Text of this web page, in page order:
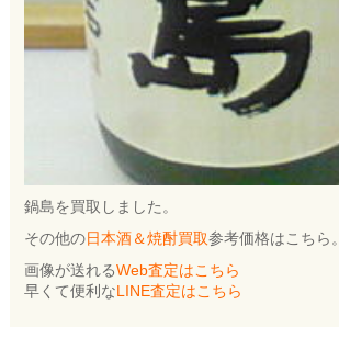
鍋島を買取しました。
その他の日本酒＆焼酎買取参考価格はこちら。
画像が送れるWeb査定はこちら
早くて便利なLINE査定はこちら